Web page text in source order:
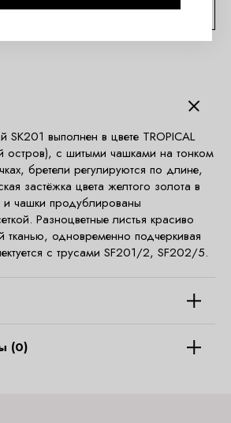
ПО TELEGRAM
SK201 выполнен в цвете TROPICAL
остров), с шитыми чашками на тонком
бретели регулируются по длине,
застёжка цвета желтого золота в
чашки продублированы
Разноцветные листья красиво
тканью, одновременно подчеркивая
с трусами SF201/2, SF202/5.
(0)